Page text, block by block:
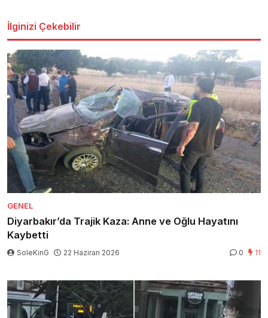
İlginizi Çekebilir
GENEL
Diyarbakır’da Trajik Kaza: Anne ve Oğlu Hayatını
Kaybetti
SoleKinG 22 Haziran 2026 0 11